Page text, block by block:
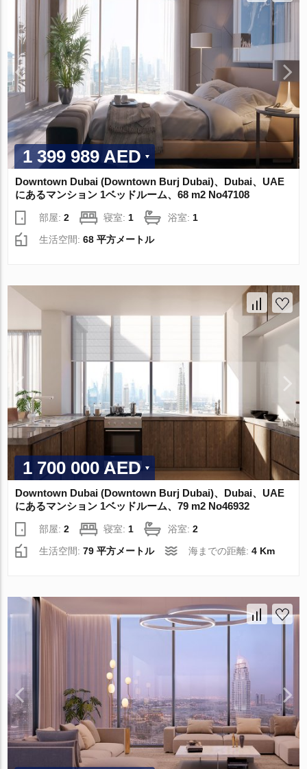
1 399 989 AED
Downtown Dubai (Downtown Burj Dubai)、Dubai、UAE
にあるマンション 1ベッドルーム、68 m2 No47108
部屋:2 寝室:1 浴室:1
生活空間:68 平方メートル
1 700 000 AED
Downtown Dubai (Downtown Burj Dubai)、Dubai、UAE
にあるマンション 1ベッドルーム、79 m2 No46932
部屋:2 寝室: 1 浴室:2
生活空間:79 平方メートル 海までの距離:4 Km